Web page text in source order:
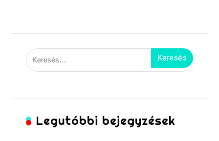
Keresés:
Legutóbbi bejegyzések